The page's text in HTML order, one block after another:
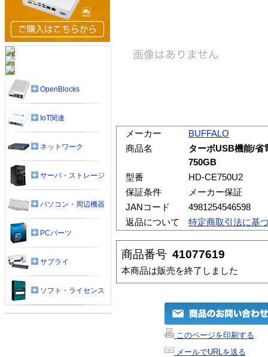
メーカー
BUFFALO
商品名
ターボUSB機能/省
750GB
型番
HD-CE750U2
保証条件
メーカー保証
JANコード
4981254546598
返品について
特定商取引法に基
商品番号 41077619
本商品は販売を終了しました
このページを印刷する
メールでURLを送る
OpenBlocks
IoT関連
ネットワーク
サーバ・ストレージ
パソコン・周辺機器
PCパーツ
サプライ
ソフト・ライセンス